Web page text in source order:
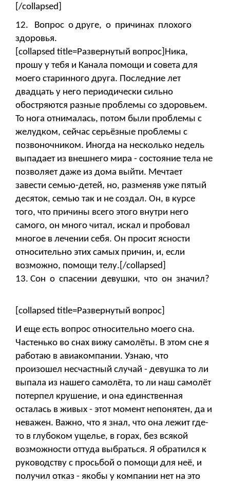
[/collapsed]
12. Вопрос о друге, о причинах плохого
здоровья.
[collapsed title=Развернутый вопрос]Ника,
прошу у тебя и Канала помощи и совета для
моего старинного друга. Последние лет
двадцать у него периодически сильно
обостряются разные проблемы со здоровьем.
То нога отнималась, потом были проблемы с
желудком, сейчас серьёзные проблемы с
позвоночником. Иногда на несколько недель
выпадает из внешнего мира - состояние тела не
позволяет даже из дома выйти. Мечтает
завести семью-детей, но, разменяв уже пятый
десяток, семью так и не создал. Он, в курсе
того, что причины всего этого внутри него
самого, он много читал, искал и пробовал
многое в лечении себя. Он просит ясности
относительно этих самых причин, и, если
возможно, помощи телу.[/collapsed]
13. Сон о спасении девушки, что он значил?
[collapsed title=Развернутый вопрос]
И еще есть вопрос относительно моего сна.
Частенько во снах вижу самолёты. В этом сне я
работаю в авиакомпании. Узнаю, что
произошел несчастный случай - девушка то ли
выпала из нашего самолёта, то ли наш самолёт
потерпел крушение, и она единственная
осталась в живых - этот момент непонятен, да и
неважен. Важно, что я знал, что она лежит где-
то в глубоком ущелье, в горах, без всякой
возможности оттуда выбраться. Я обратился к
руководству с просьбой о помощи для неё, и
получил отказ - якобы у компании нет на это